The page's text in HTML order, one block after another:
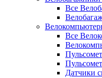
Все
Все
Датчики